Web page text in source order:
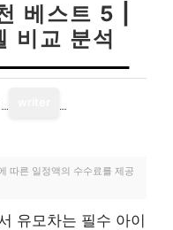
베스트 5 |
비교 분석
따른 일정액의 수수료를 제공
유모차는 필수 아이